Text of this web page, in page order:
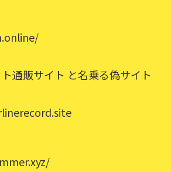
通販サイト と名乗る偽サイト